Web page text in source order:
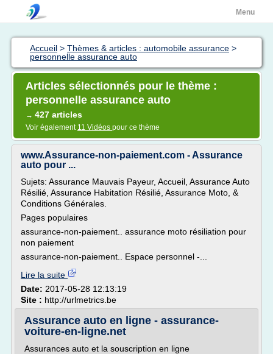
Menu
Accueil > Thèmes & articles : automobile assurance >
personnelle assurance auto
Articles sélectionnés pour le thème :
personnelle assurance auto
→ 427 articles
Voir également 11 Vidéos pour ce thème
www.Assurance-non-paiement.com - Assurance
auto pour ...
Sujets: Assurance Mauvais Payeur, Accueil, Assurance Auto
Résilié, Assurance Habitation Résilié, Assurance Moto, &
Conditions Générales.
Pages populaires
assurance-non-paiement.. assurance moto résiliation pour
non paiement
assurance-non-paiement.. Espace personnel -...
Lire la suite
Date: 2017-05-28 12:13:19
Site : http://urlmetrics.be
Assurance auto en ligne - assurance-
voiture-en-ligne.net
Assurances auto et la souscription en ligne